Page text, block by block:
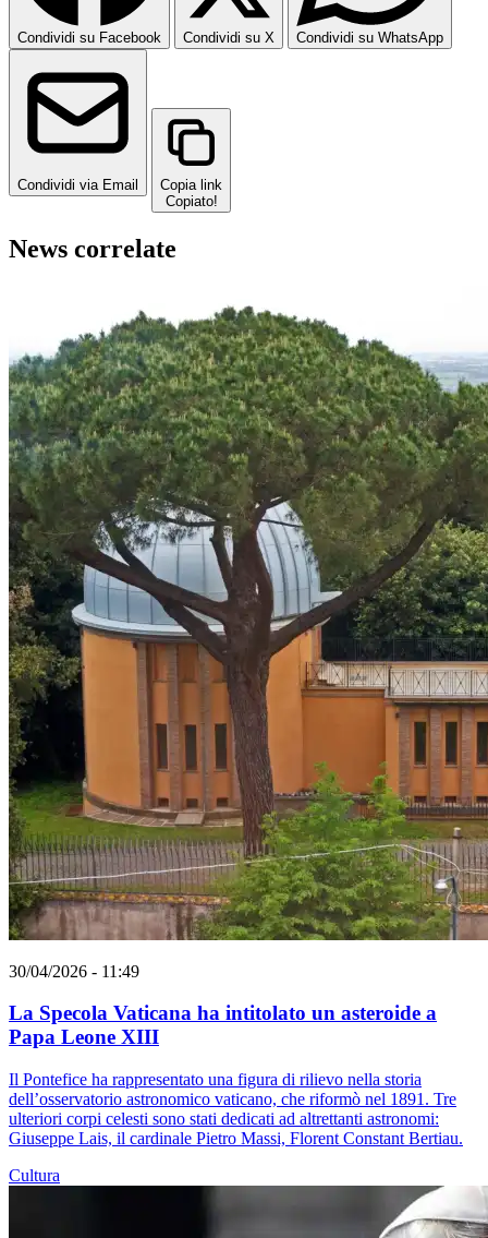
Condividi su Facebook Condividi su X Condividi su WhatsApp
Condividi via Email
Copia link
Copiato!
News correlate
30/04/2026 - 11:49
La Specola Vaticana ha intitolato un asteroide a
Papa Leone XIII
Il Pontefice ha rappresentato una figura di rilievo nella storia
dell’osservatorio astronomico vaticano, che riformò nel 1891. Tre
ulteriori corpi celesti sono stati dedicati ad altrettanti astronomi:
Giuseppe Lais, il cardinale Pietro Massi, Florent Constant Bertiau.
Cultura